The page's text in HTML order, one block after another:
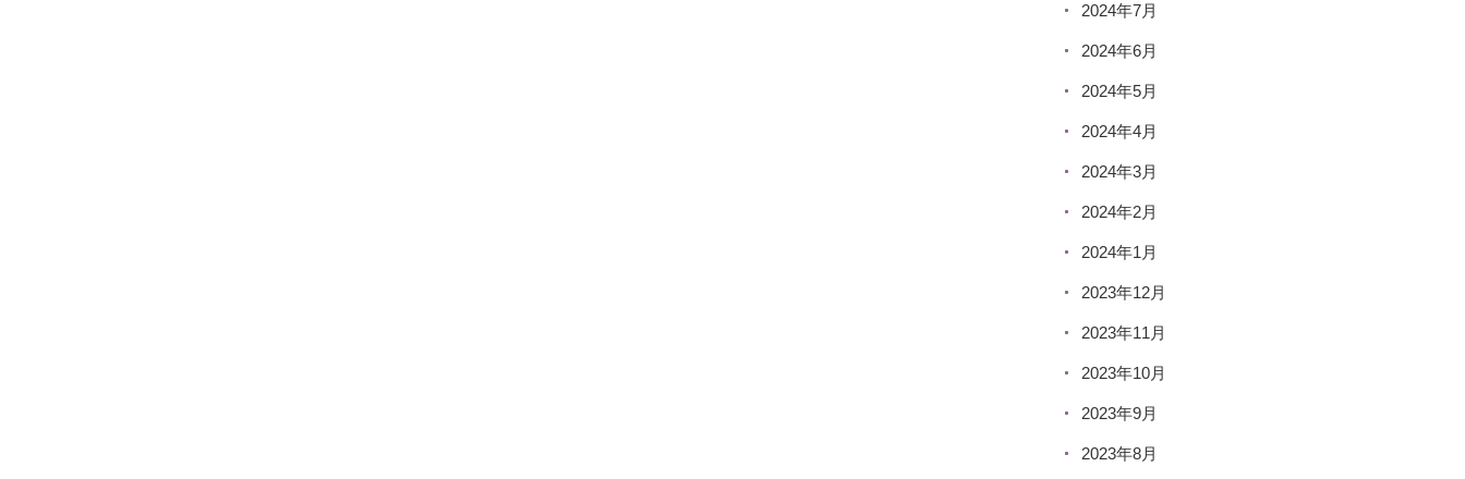
2024年7月
2024年6月
2024年5月
2024年4月
2024年3月
2024年2月
2024年1月
2023年12月
2023年11月
2023年10月
2023年9月
2023年8月